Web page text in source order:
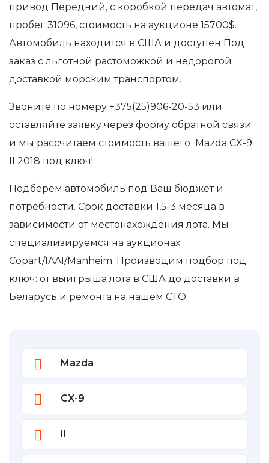
привод Передний, с коробкой передач автомат,
пробег 31096, стоимость на аукционе 15700$.
Автомобиль находится в США и доступен Под
заказ с льготной растоможкой и недорогой
доставкой морским транспортом.
Звоните по номеру +375(25)906-20-53 или
оставляйте заявку через форму обратной связи
и мы рассчитаем стоимость вашего Mazda CX-9
II 2018 под ключ!
Подберем автомобиль под Ваш бюджет и
потребности. Срок доставки 1,5-3 месяца в
зависимости от местонахождения лота. Мы
специализируемся на аукционах
Copart/IAAI/Manheim. Производим подбор под
ключ: от выигрыша лота в США до доставки в
Беларусь и ремонта на нашем СТО.
Mazda
CX-9
II